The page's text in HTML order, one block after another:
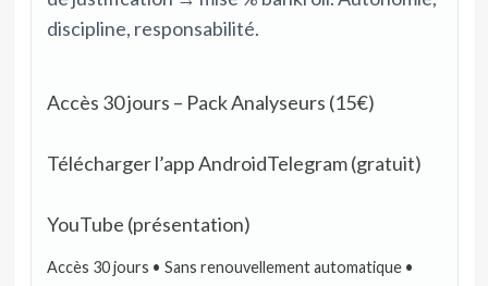
discipline, responsabilité.
Accès 30 jours – Pack Analyseurs (15€)
Télécharger l’app AndroidTelegram (gratuit)
YouTube (présentation)
Accès 30 jours • Sans renouvellement automatique •